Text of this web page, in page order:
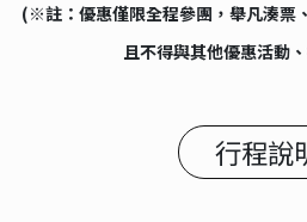
(※註：優惠僅限全程參團，舉凡湊票
且不得與其他優惠活動
行程說